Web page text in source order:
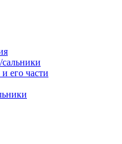
его части